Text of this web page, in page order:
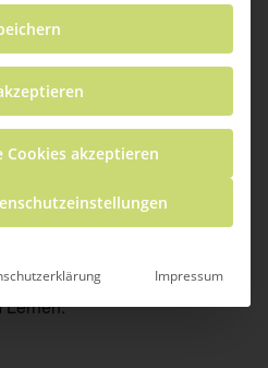
Workshop-Reihe
auf den
und Lehre in
und Mathematik) zu
Verbindung mit
Kompetenzen
Lernen.
Cookies akzeptieren
Impressum